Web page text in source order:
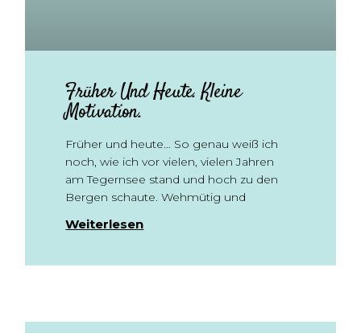
Früher Und Heute. Kleine
Motivation.
Früher und heute… So genau weiß ich
noch, wie ich vor vielen, vielen Jahren
am Tegernsee stand und hoch zu den
Bergen schaute. Wehmütig und
Weiterlesen